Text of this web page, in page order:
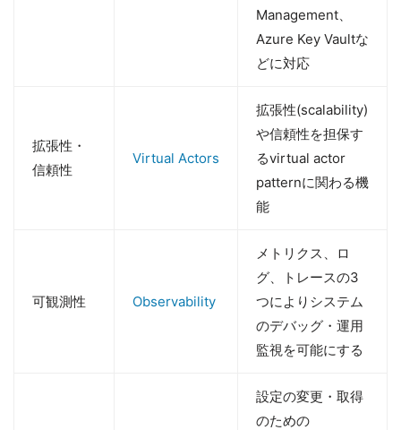
Management、
Azure Key Vaultな
どに対応
拡張性・
信頼性
Virtual Actors
拡張性(scalability)
や信頼性を担保す
るvirtual actor
patternに関わる機
能
可観測性 Observability
メトリクス、ロ
グ、トレースの3
つによりシステム
のデバッグ・運用
監視を可能にする
設定の変更・取得
のための